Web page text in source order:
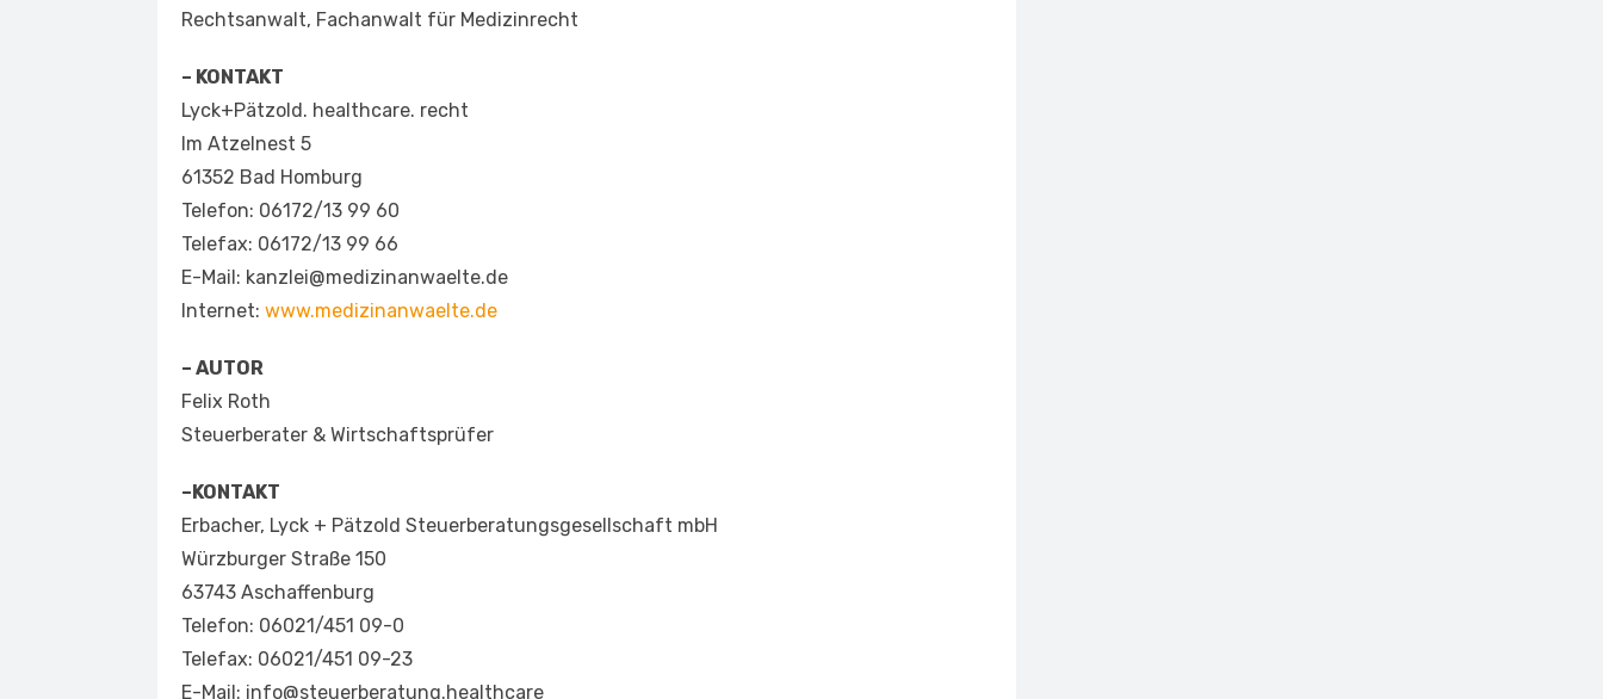
Rechtsanwalt, Fachanwalt für Medizinrecht
– KONTAKT
Lyck+Pätzold. healthcare. recht
Im Atzelnest 5
61352 Bad Homburg
Telefon: 06172/13 99 60
Telefax: 06172/13 99 66
E-Mail: kanzlei@medizinanwaelte.de
Internet: www.medizinanwaelte.de
– AUTOR
Felix Roth
Steuerberater & Wirtschaftsprüfer
–KONTAKT
Erbacher, Lyck + Pätzold Steuerberatungsgesellschaft mbH
Würzburger Straße 150
63743 Aschaffenburg
Telefon: 06021/451 09-0
Telefax: 06021/451 09-23
E-Mail: info@steuerberatung.healthcare